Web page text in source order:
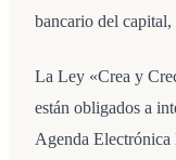
bancario del capital,
La Ley «Crea y
están obligados a
Agenda